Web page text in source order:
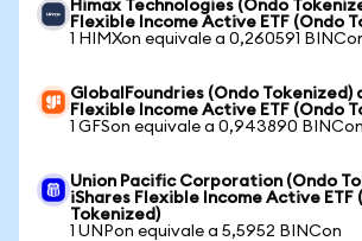
Himax Technologies (Ondo
Flexible Income Active ETF (Ondo
1 HIMXon equivale a 0,260591
GlobalFoundries (Ondo Tokenized)
Flexible Income Active ETF (Ondo
1 GFSon equivale a 0,943890 BINCon
Union Pacific Corporation (Ondo
iShares Flexible Income Active ETF
Tokenized)
1 UNPon equivale a 5,5952 BINCon